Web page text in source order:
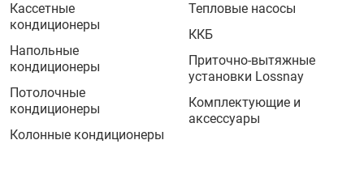
Кассетные
кондиционеры
Напольные
кондиционеры
Потолочные
кондиционеры
Колонные кондиционеры
Тепловые насосы
ККБ
Приточно-вытяжные
установки Lossnay
Комплектующие и
аксессуары